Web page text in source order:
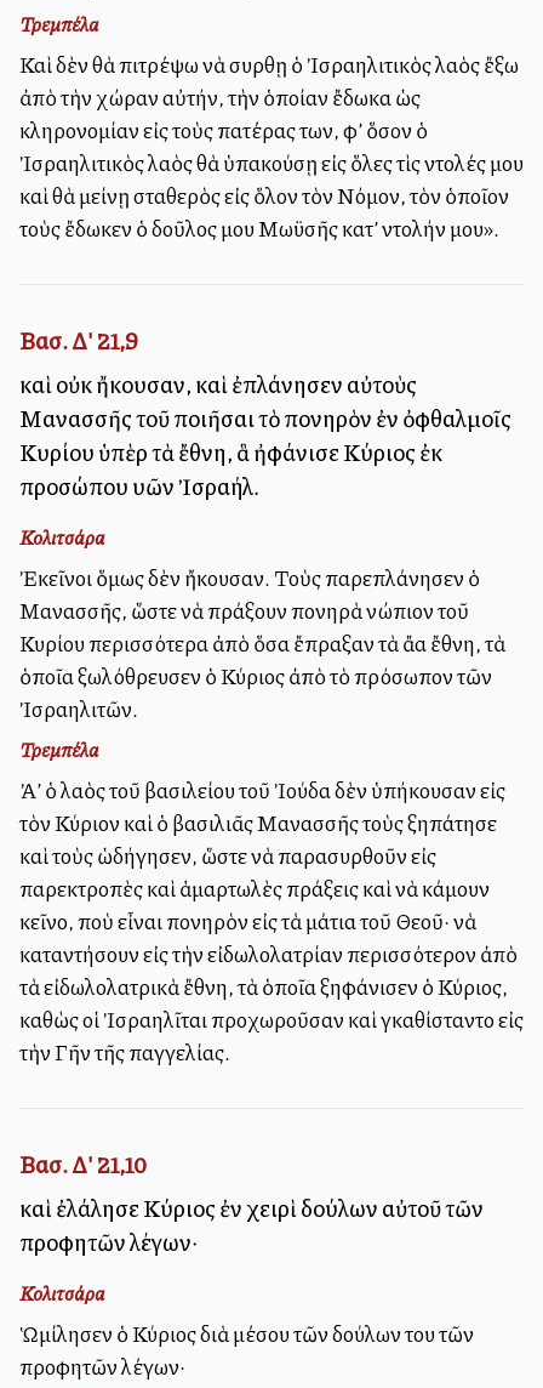
Τρεμπέλα
Καὶ δὲν θὰ ἐπιτρέψω νὰ συρθῃ ὁ Ἰσραηλιτικὸς λαὸς ἔξω
ἀπὸ τὴν χώραν αὐτήν, τὴν ὁποίαν ἔδωκα ὡς
κληρονομίαν εἰς τοὺς πατέρας των, ἐφ’ ὅσον ὁ
Ἰσραηλιτικὸς λαὸς θὰ ὑπακούσῃ εἰς ὅλες τὶς ἐντολές μου
καὶ θὰ μείνῃ σταθερὸς εἰς ὅλον τὸν Νόμον, τὸν ὁποῖον
τοὺς ἔδωκεν ὁ δοῦλος μου Μωϋσῆς κατ’ ἐντολήν μου».
Βασ. Δ' 21,9
καὶ οὐκ ἤκουσαν, καὶ ἐπλάνησεν αὐτοὺς
Μανασσῆς τοῦ ποιῆσαι τὸ πονηρὸν ἐν ὀφθαλμοῖς
Κυρίου ὑπὲρ τὰ ἔθνη, ἃ ἠφάνισε Κύριος ἐκ
προσώπου υἱῶν Ἰσραήλ.
Κολιτσάρα
Ἐκεῖνοι ὅμως δὲν ἤκουσαν. Τοὺς παρεπλάνησεν ὁ
Μανασσῆς, ὥστε νὰ πράξουν πονηρὰ ἐνώπιον τοῦ
Κυρίου περισσότερα ἀπὸ ὅσα ἔπραξαν τὰ ἄλλα ἔθνη, τὰ
ὁποῖα ἐξωλόθρευσεν ὁ Κύριος ἀπὸ τὸ πρόσωπον τῶν
Ἰσραηλιτῶν.
Τρεμπέλα
Ἀλλ’ ὁ λαὸς τοῦ βασιλείου τοῦ Ἰούδα δὲν ὑπήκουσαν εἰς
τὸν Κύριον καὶ ὁ βασιλιᾶς Μανασσῆς τοὺς ἐξηπάτησε
καὶ τοὺς ὡδήγησεν, ὥστε νὰ παρασυρθοῦν εἰς
παρεκτροπὲς καὶ ἁμαρτωλὲς πράξεις καὶ νὰ κάμουν
ἐκεῖνο, ποὺ εἶναι πονηρὸν εἰς τὰ μάτια τοῦ Θεοῦ· νὰ
καταντήσουν εἰς τὴν εἰδωλολατρίαν περισσότερον ἀπὸ
τὰ εἰδωλολατρικὰ ἔθνη, τὰ ὁποῖα ἐξηφάνισεν ὁ Κύριος,
καθὼς οἱ Ἰσραηλῖται ἐπροχωροῦσαν καὶ ἐγκαθίσταντο εἰς
τὴν Γῆν τῆς ἐπαγγελίας.
Βασ. Δ' 21,10
καὶ ἐλάλησε Κύριος ἐν χειρὶ δούλων αὐτοῦ τῶν
προφητῶν λέγων·
Κολιτσάρα
Ὡμίλησεν ὁ Κύριος διὰ μέσου τῶν δούλων του τῶν
προφητῶν λέγων·